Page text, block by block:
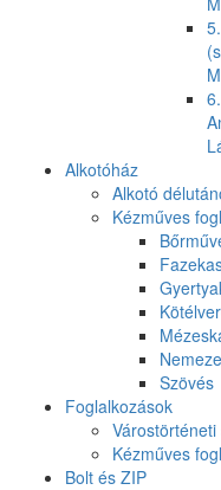
Alkotóház
Alkotó
Kézműves
Szövés
Foglalkozások
Kézműves
Bolt és ZIP